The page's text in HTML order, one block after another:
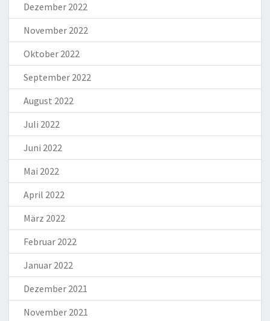
Dezember 2022
November 2022
Oktober 2022
September 2022
August 2022
Juli 2022
Juni 2022
Mai 2022
April 2022
März 2022
Februar 2022
Januar 2022
Dezember 2021
November 2021